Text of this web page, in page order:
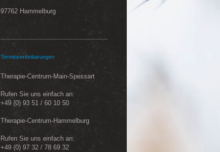
97762 Hammelburg
Terminvereinbarungen
Therapie-Centrum-Main-Spessart
Rufen Sie uns einfach an:
+49 (0) 93 51 / 60 10 50
Therapie-Centrum-Hammelburg
Rufen Sie uns einfach an:
+49 (0) 97 32 / 78 69 32